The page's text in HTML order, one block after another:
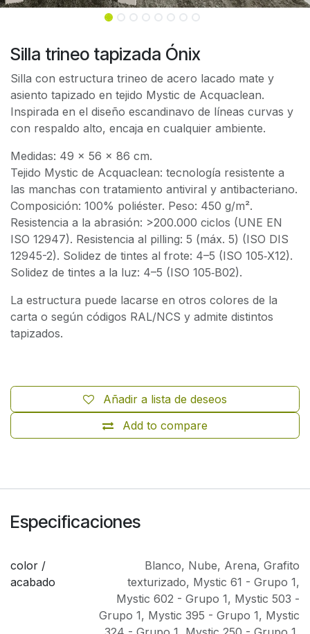
Silla trineo tapizada Ónix
Silla con estructura trineo de acero lacado mate y
asiento tapizado en tejido Mystic de Acquaclean.
Inspirada en el diseño escandinavo de líneas curvas y
con respaldo alto, encaja en cualquier ambiente.
Medidas: 49 x 56 x 86 cm.
Tejido Mystic de Acquaclean: tecnología resistente a
las manchas con tratamiento antiviral y antibacteriano.
Composición: 100% poliéster. Peso: 450 g/m².
Resistencia a la abrasión: >200.000 ciclos (UNE EN
ISO 12947). Resistencia al pilling: 5 (máx. 5) (ISO DIS
12945-2). Solidez de tintes al frote: 4–5 (ISO 105‑X12).
Solidez de tintes a la luz: 4–5 (ISO 105‑B02).
La estructura puede lacarse en otros colores de la
carta o según códigos RAL/NCS y admite distintos
tapizados.
Add to compare
Añadir a lista de deseos
Especificaciones
color /
acabado
Blanco, Nube, Arena, Grafito
texturizado, Mystic 61 - Grupo 1,
Mystic 602 - Grupo 1, Mystic 503 -
Grupo 1, Mystic 395 - Grupo 1, Mystic